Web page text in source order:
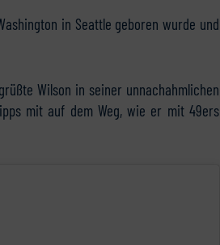
in Seattle geboren wurde und
Wilson in seiner unnachahmlichen
mit auf dem Weg, wie er mit 49ers